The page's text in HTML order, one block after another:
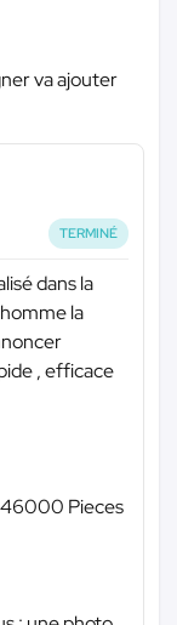
va ajouter
TERMINÉ
dans la
la
, efficace
Pieces